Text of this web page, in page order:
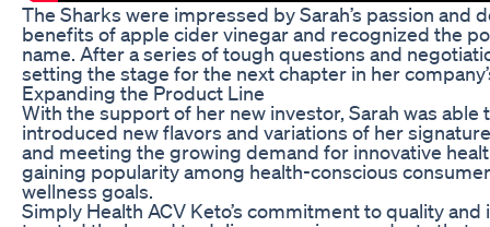
The Sharks were impressed by Sarah’s passion
benefits of apple cider vinegar and recognized the
name. After a series of tough questions and
setting the stage for the next chapter in her
Expanding the Product Line
With the support of her new investor, Sarah was
introduced new flavors and variations of her
and meeting the growing demand for innovative
gaining popularity among health-conscious
wellness goals.
Simply Health ACV Keto’s commitment to quality